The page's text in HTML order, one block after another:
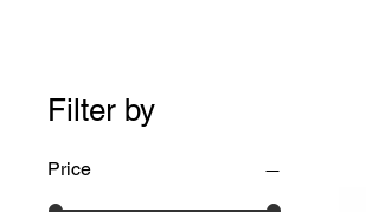
Filter by
Price